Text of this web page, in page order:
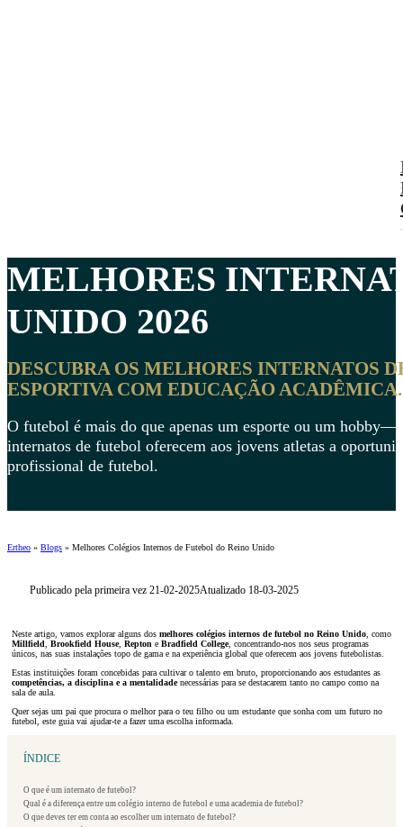
MELHORES
UNIDO 2026
DESCUBRA OS MELHORES INTERNATOS
ESPORTIVA COM EDUCAÇÃO ACADÊMICA.
O futebol é mais do que apenas um esporte ou um
internatos de futebol oferecem aos jovens atletas a
profissional de futebol.
Ertheo » Blogs » Melhores Colégios Internos de Futebol do Reino Unido
Publicado pela primeira vez 21-02-2025Atualizado 18-03-2025
Neste artigo, vamos explorar alguns dos melhores colégios internos de futebol no Reino Unido, como
Millfield, Brookfield House, Repton e Bradfield College, concentrando-nos nos seus programas
únicos, nas suas instalações topo de gama e na experiência global que oferecem aos jovens futebolistas.
Estas instituições foram concebidas para cultivar o talento em bruto, proporcionando aos estudantes as
competências, a disciplina e a mentalidadenecessárias para se destacarem tanto no campo como na
sala de aula.
Quer sejas um pai que procura o melhor para o teu filho ou um estudante que sonha com um futuro no
futebol, este guia vai ajudar-te a fazer uma escolha informada.
ÍNDICE
O que é um internato de futebol?
Qual é a diferença entre um colégio interno de futebol e uma academia de futebol?
O que deves ter em conta ao escolher um internato de futebol?